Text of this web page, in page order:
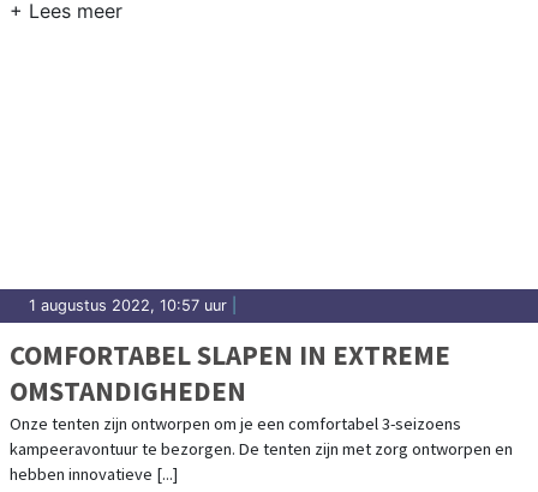
1 augustus 2022, 10:57 uur
COMFORTABEL SLAPEN IN EXTREME
OMSTANDIGHEDEN
Onze tenten zijn ontworpen om je een comfortabel 3-seizoens
kampeeravontuur te bezorgen. De tenten zijn met zorg ontworpen en
hebben innovatieve [...]